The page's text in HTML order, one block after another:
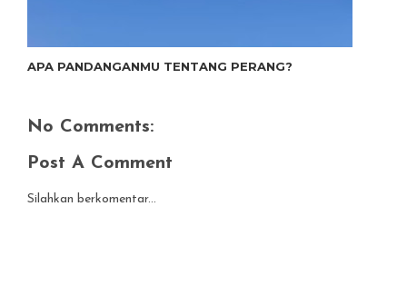
APA PANDANGANMU TENTANG PERANG?
No Comments:
Post A Comment
Silahkan berkomentar...